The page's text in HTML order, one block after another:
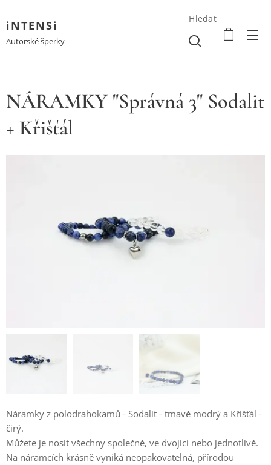
iNTENSi
Autorské šperky
Hledat
NÁRAMKY "Správná 3" Sodalit
+ Křišťál
Náramky z polodrahokamů - Sodalit - tmavě modrý a Křišťál -
čirý.
Můžete je nosit všechny společně, ve dvojici nebo jednotlivě.
Na náramcích krásně vyniká neopakovatelná, přírodou